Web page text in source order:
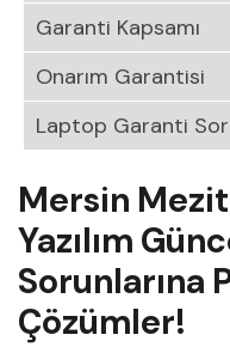
Garanti Kapsamı
Onarım Garantisi
Laptop Garanti
Mersin
Yazılım
Sorunlarına
Çözümler!